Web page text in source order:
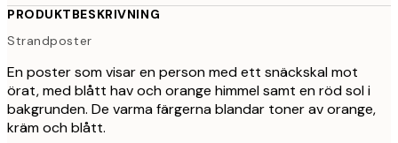
PRODUKTBESKRIVNING
Strandposter
En poster som visar en person med ett snäckskal mot
örat, med blått hav och orange himmel samt en röd sol i
bakgrunden. De varma färgerna blandar toner av orange,
kräm och blått.